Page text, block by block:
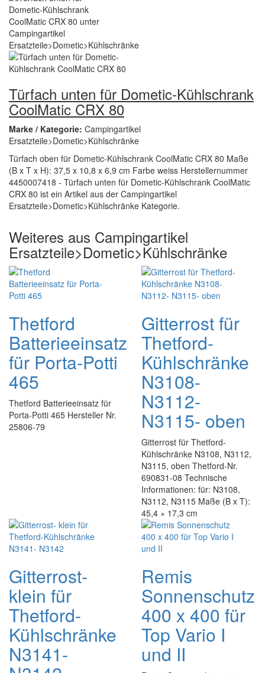
Türfach unten für Dometic-Kühlschrank
CoolMatic CRX 80
Marke / Kategorie: Campingartikel
Ersatzteile>Dometic>Kühlschränke
Türfach oben für Dometic-Kühlschrank CoolMatic CRX 80 Maße
(B x T x H): 37,5 x 10,8 x 6,9 cm Farbe weiss Herstellernummer
4450007418 - Türfach unten für Dometic-Kühlschrank CoolMatic
CRX 80 ist ein Artikel aus der Campingartikel
Ersatzteile>Dometic>Kühlschränke Kategorie.
Weiteres aus Campingartikel
Ersatzteile>Dometic>Kühlschränke
Thetford
Batterieeinsatz
für Porta-Potti
465
Thetford Batterieeinsatz für
Porta-Potti 465 Hersteller Nr.
25806-79
Gitterrost für
Thetford-
Kühlschränke
N3108-
N3112-
N3115- oben
Gitterrost für Thetford-
Kühlschränke N3108, N3112,
N3115, oben Thetford-Nr.
690831-08 Technische
Informationen: für: N3108,
N3112, N3115 Maße (B x T):
45,4 × 17,3 cm
Gitterrost-
klein für
Thetford-
Kühlschränke
N3141-
Remis
Sonnenschutz
400 x 400 für
Top Vario I
und II